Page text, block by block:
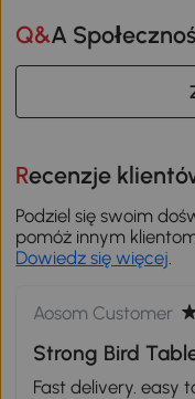
Q&A
Recenzje
Podziel się swoim
pomóż innym
Dowiedz się więcej.
Aosom Customer
Strong Bird
Fast delivery. easy